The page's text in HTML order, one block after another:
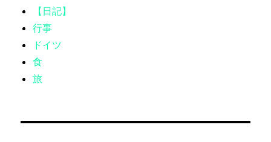
【日記】
行事
ドイツ
食
旅